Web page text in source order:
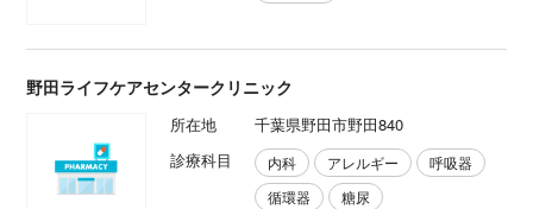
野田ライフケアセンタークリニック
所在地
千葉県野田市野田840
診療科目
内科 アレルギー
呼吸器
循環器
糖尿